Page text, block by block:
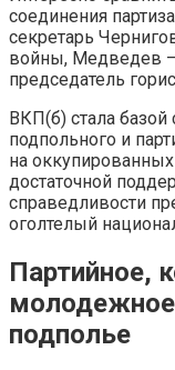
соединения
секретарь
войны, Медведев
председатель
ВКП(б) стала базой
подпольного и
на
достаточной
справедливости
оголтелый
Партийное,
подполье